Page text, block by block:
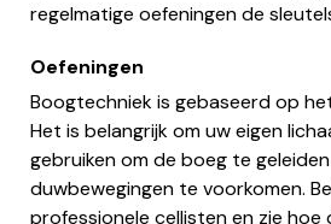
regelmatige oefeningen de
Oefeningen
Boogtechniek is gebaseerd op
Het is belangrijk om uw eigen
gebruiken om de boeg te
duwbewegingen te voorkomen.
professionele cellisten en zie hoe